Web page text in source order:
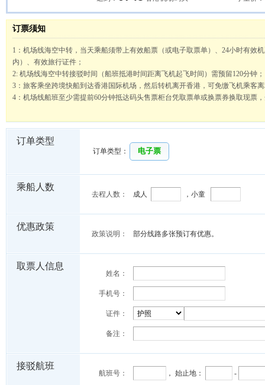
订票须知
1 ：机场线海空中转，当天乘船须带上有效船票（或电子取票单）、 24小时有效
内）、有效旅行证件；
2: 机场线海空中转接驳时间（船班抵港时间距离飞机起飞时间）需预留120分钟；
3 ：旅客乘坐跨境快船到达香港国际机场，然后转机离开香港，可免缴飞机乘客
4 ：机场线船班至少需提前60分钟抵达码头售票柜台凭取票单或换票券换取现票
5：凡年满六周岁以上的旅客须购全票，凡年满一周岁以上、六周岁以下之小童
应按超过之人数购买童票。
：旅客持票乘船，只限于船票注明之日期、航线、班次，逾期无效；
：由于不可抗力因素、船舶故障以及各种意外原因，而造成航程中断、或改靠
我司不承担由此而造成的滞留、 阻延而引起的任何损失；
10：以上信息仅供参考，如有变更，以船务公司公布为准。
11：预订机场线船票（换票券除外），提交订单后，均需在订单查询，订单详情
订单类型
订单类型： 电子票
乘船人数
去程人数： 成人 ，小童
优惠政策
政策说明： 部分线路多张预订有优惠。
取票人信息
姓名：
手机号：
证件：
备注：
接驳航班
航班号： ， 始止地： -